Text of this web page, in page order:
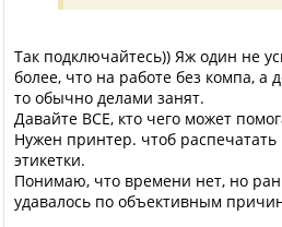
Так подключайтесь)) Яж один не
более, что на работе без компа, а
то обычно делами занят.
Давайте ВСЕ, кто чего может
Нужен принтер. чтоб распечатать
этикетки.
Понимаю, что времени нет, но
удавалось по объективным